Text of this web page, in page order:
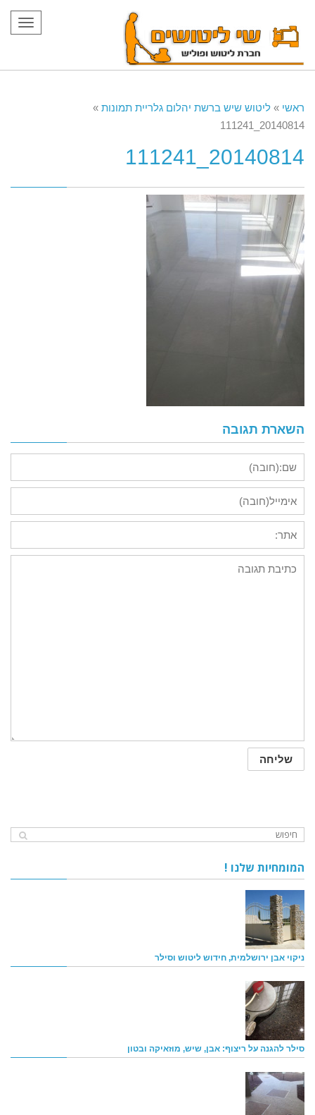
ראשי » ליטוש שיש ברשת יהלום גלריית תמונות »
20140814_111241
20140814_111241
השארת תגובה
המומחיות שלנו !
ניקוי אבן ירושלמית, חידוש ליטוש וסילר
סילר להגנה על ריצוף: אבן, שיש, מוזאיקה ובטון